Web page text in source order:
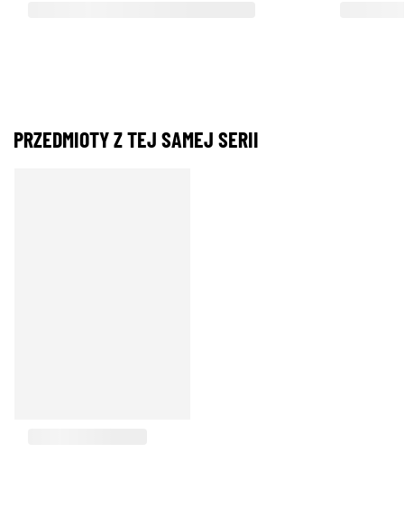
PRZEDMIOTY Z TEJ SAMEJ SERII